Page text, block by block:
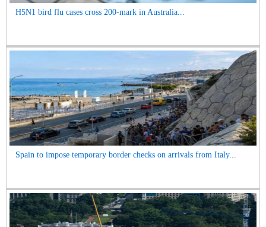
H5N1 bird flu cases cross 200-mark in Australia...
Spain to impose temporary border checks on arrivals from Italy...